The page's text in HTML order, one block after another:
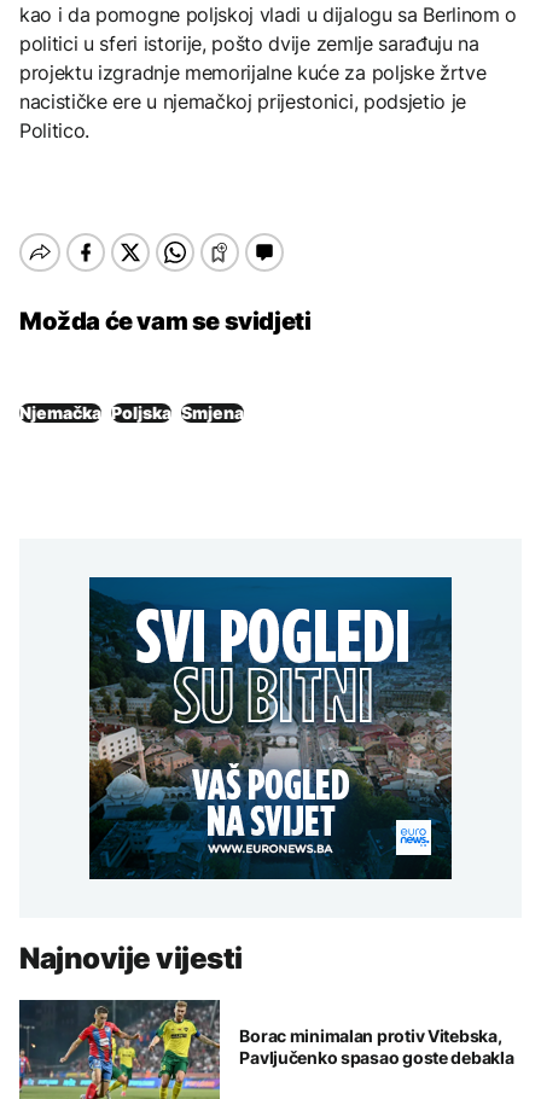
kao i da pomogne poljskoj vladi u dijalogu sa Berlinom o
politici u sferi istorije, pošto dvije zemlje sarađuju na
projektu izgradnje memorijalne kuće za poljske žrtve
nacističke ere u njemačkoj prijestonici, podsjetio je
Politico.
Možda će vam se svidjeti
Njemačka Poljska Smjena
Najnovije vijesti
Borac minimalan protiv Vitebska,
Pavljučenko spasao goste debakla